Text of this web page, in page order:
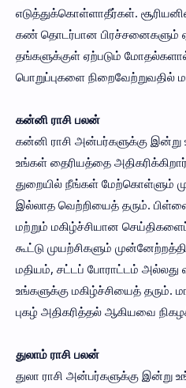
எடுத்துக்கொள்ளாதீர்கள்.
கண் தொடர்பான பிரச்சனைகளும்
தங்களுக்குள் ஏற்படும்
பொறுப்புகளை நிறைவேற்றுவதில்
கன்னி ராசி பலன்
கன்னி ராசி அன்பர்களுக்கு இன்று
உங்கள் தைரியத்தை
துறையில் நீங்கள் மேற்கொள்ளும்
இல்லாத வெற்றியைத் தரும்.
மற்றும் மகிழ்ச்சியான
கூட்டு முயற்சிகளும்
மதியம், சட்டப் போராட்டம் அல்லது
உங்களுக்கு மகிழ்ச்சியைத் தரும்.
புகழ் அதிகரித்தல் ஆகியவை
துலாம் ராசி பலன்
துலா ராசி அன்பர்களுக்கு இன்று